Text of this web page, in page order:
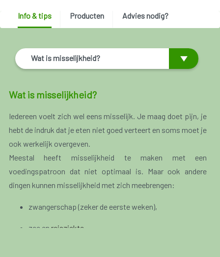
Info & tips Producten Advies nodig?
Wat is misselijkheid?
Wat is misselijkheid?
Iedereen voelt zich wel eens misselijk. Je maag doet pijn, je
hebt de indruk dat je eten niet goed verteert en soms moet je
ook werkelijk overgeven.
Meestal heeft misselijkheid te maken met een
voedingspatroon dat niet optimaal is. Maar ook andere
dingen kunnen misselijkheid met zich meebrengen:
zwangerschap (zeker de eerste weken),
zee en reisziekte